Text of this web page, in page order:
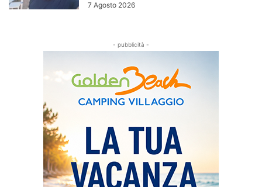
7 Agosto 2026
- pubblicità -